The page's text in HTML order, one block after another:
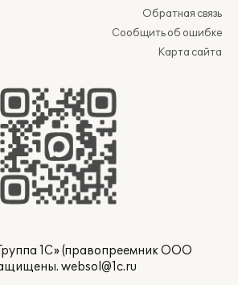
Обратная связь
Сообщить об ошибке
Карта сайта
1С» (правопреемник ООО
websol@1c.ru